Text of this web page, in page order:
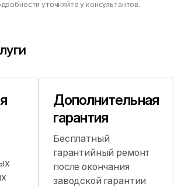
уточняйте у консультантов.
Дополнительная
гарантия
Бесплатный
гарантийный ремонт
после окончания
заводской гарантии